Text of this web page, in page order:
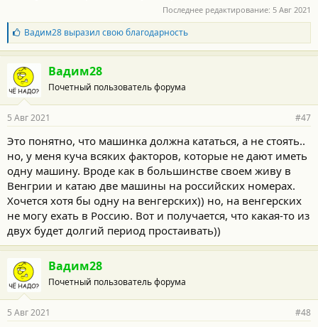
Последнее редактирование: 5 Авг 2021
Б
л
а
г
о
д
а
н
с
т
и
Вадим28выразил свою благодарность
Вадим28
Почетный пользователь форума
5 Авг 2021 #47
Это понятно, что машинка должна кататься, а не стоять..
но, у меня куча всяких факторов, которые не дают иметь
одну машину. Вроде как в большинстве своем живу в
Венгрии и катаю две машины на российских номерах.
Хочется хотя бы одну на венгерских)) но, на венгерских
не могу ехать в Россию. Вот и получается, что какая-то из
двух будет долгий период простаивать))
Вадим28
Почетный пользователь форума
5 Авг 2021 #48